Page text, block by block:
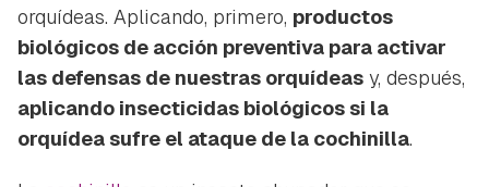
orquídeas. Aplicando, primero, productos
biológicos de acción preventiva para activar
las defensas de nuestras orquídeas y, después,
aplicando insecticidas biológicos si la
orquídea sufre el ataque de la cochinilla.